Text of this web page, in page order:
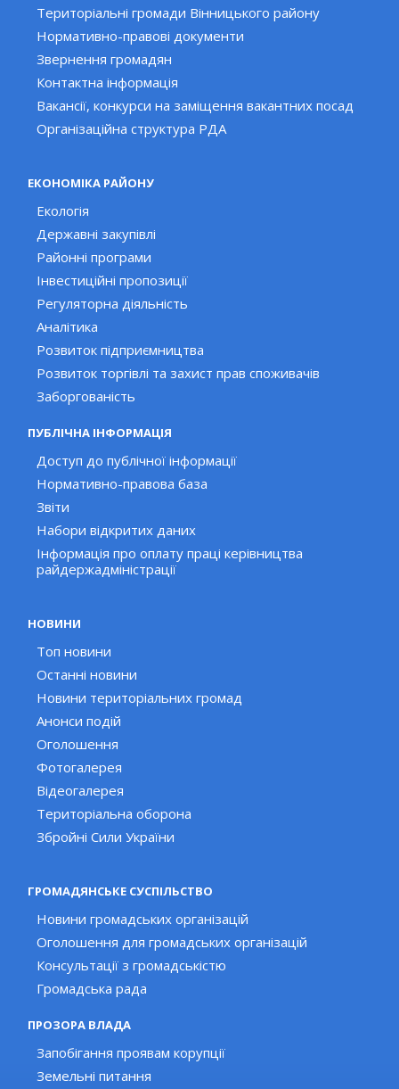
Територіальні громади Вінницького району
Нормативно-правові документи
Звернення громадян
Контактна інформація
Вакансії, конкурси на заміщення вакантних посад
Організаційна структура РДА
ЕКОНОМІКА РАЙОНУ
Екологія
Державні закупівлі
Районні програми
Інвестиційні пропозиції
Регуляторна діяльність
Аналітика
Розвиток підприємництва
Розвиток торгівлі та захист прав споживачів
Заборгованість
ПУБЛІЧНА ІНФОРМАЦІЯ
Доступ до публічної інформації
Нормативно-правова база
Звіти
Набори відкритих даних
Інформація про оплату праці керівництва
райдержадміністрації
НОВИНИ
Топ новини
Останні новини
Новини територіальних громад
Анонси подій
Оголошення
Фотогалерея
Відеогалерея
Територіальна оборона
Збройні Сили України
ГРОМАДЯНСЬКЕ СУСПІЛЬСТВО
Новини громадських організацій
Оголошення для громадських організацій
Консультації з громадськістю
Громадська рада
ПРОЗОРА ВЛАДА
Запобігання проявам корупції
Земельні питання